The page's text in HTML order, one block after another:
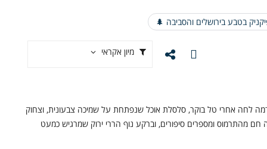
בטבע בירושלים והסביבה 🌲
מיון אקראי
לחה אחרי טל בוקר, סלסלת אוכל שנפתחת על שמיכה צבעונית, וצחוק
חם מהתרמוס ומספרים סיפורים, וברקע נוף הררי ירוק שמרגיש כמעט
מגדירים מחדש מהו פיקניק בטבע בצפון — לא רק אכילה בחוץ, אלא